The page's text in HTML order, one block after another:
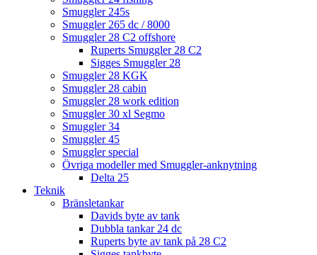
Smuggler 245s
Smuggler 265 dc / 8000
Smuggler 28 C2 offshore
Ruperts Smuggler 28 C2
Sigges Smuggler 28
Smuggler 28 KGK
Smuggler 28 cabin
Smuggler 28 work edition
Smuggler 30 xl Segmo
Smuggler 34
Smuggler 45
Smuggler special
Övriga modeller med Smuggler-anknytning
Delta 25
Teknik
Bränsletankar
Davids byte av tank
Dubbla tankar 24 dc
Ruperts byte av tank på 28 C2